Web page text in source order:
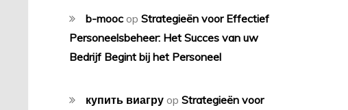
b-mooc op Strategieën voor Effectief
Personeelsbeheer: Het Succes van uw
Bedrijf Begint bij het Personeel
купить виагру op Strategieën voor